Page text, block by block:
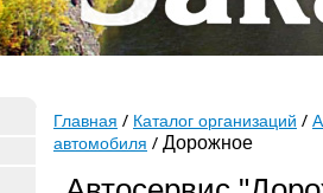
Главная Каталог организаций
автомобиля
Дорожное